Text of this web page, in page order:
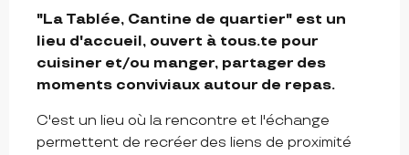
"La Tablée, Cantine de quartier" est un
lieu d'accueil, ouvert à tous.te pour
cuisiner et/ou manger, partager des
moments conviviaux autour de repas.
C'est un lieu où la rencontre et l'échange
permettent de recréer des liens de proximité